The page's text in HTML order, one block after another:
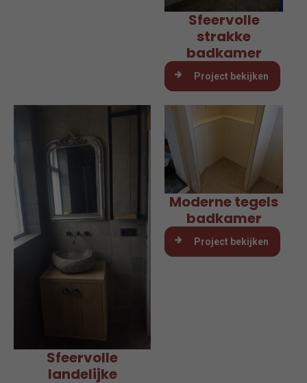
Sfeervolle
strakke
badkamer
Project bekijken
Sfeervolle
landelijke
Moderne tegels
badkamer
Project bekijken